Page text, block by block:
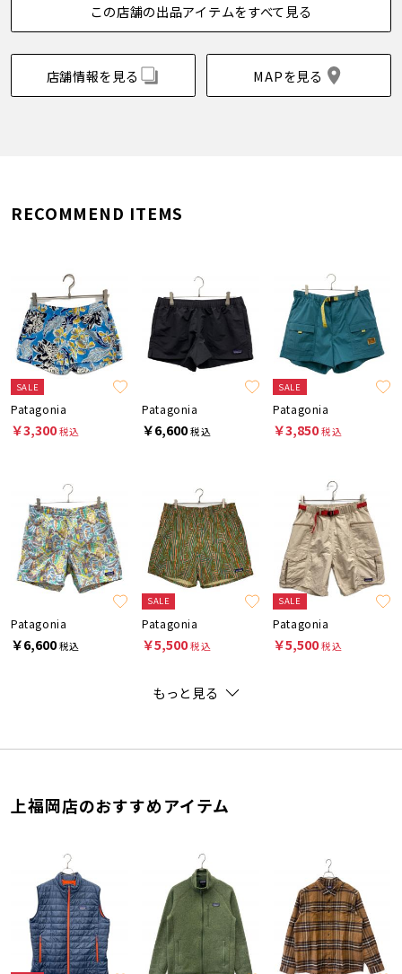
この店舗の出品アイテムをすべて見る
店舗情報を見る MAPを見る
RECOMMEND ITEMS
SALE
Patagonia
￥3,300税込
Patagonia
￥6,600税込
SALE
Patagonia
￥3,850税込
Patagonia
￥6,600税込
SALE
Patagonia
￥5,500税込
SALE
Patagonia
￥5,500税込
もっと見る
上福岡店のおすすめアイテム